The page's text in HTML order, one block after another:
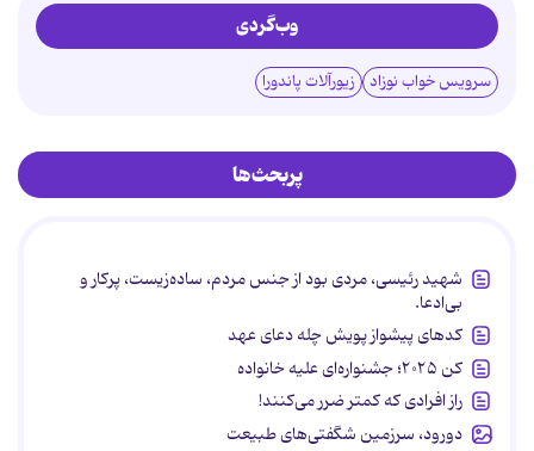
وب‌گردی
سرویس خواب نوزاد زیورآلات پاندورا
پربحث‌ها
شهید رئیسی، مردی بود از جنس مردم، ساده‌زیست، پرکار و
بی‌ادعا.
کدهای پیشواز پویش چله دعای عهد
کن ۲۰۲۵؛ جشنواره‌ای علیه خانواده
راز افرادی که کمتر ضرر می‌کنند!
دورود، سرزمین شگفتی‌های طبیعت